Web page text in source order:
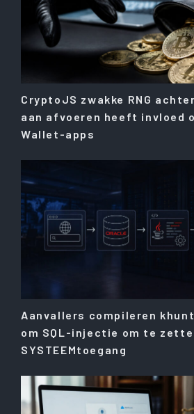
CryptoJS zwakke RNG
aan afvoeren heeft invloed
Wallet-apps
Aanvallers compileren
om SQL-injectie om te
SYSTEEMtoegang